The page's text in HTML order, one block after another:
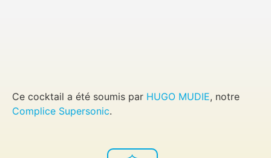
Ce cocktail a été soumis par HUGO MUDIE, notre
Complice Supersonic.